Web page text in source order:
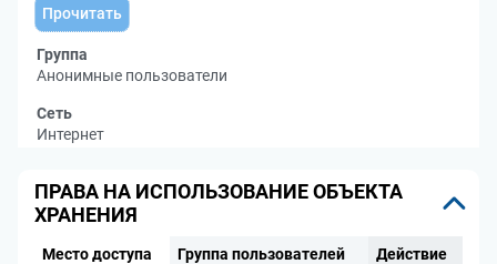
Прочитать
Группа
Анонимные пользователи
Сеть
Интернет
ПРАВА НА ИСПОЛЬЗОВАНИЕ ОБЪЕКТА
ХРАНЕНИЯ
Место доступа Группа пользователей Действие